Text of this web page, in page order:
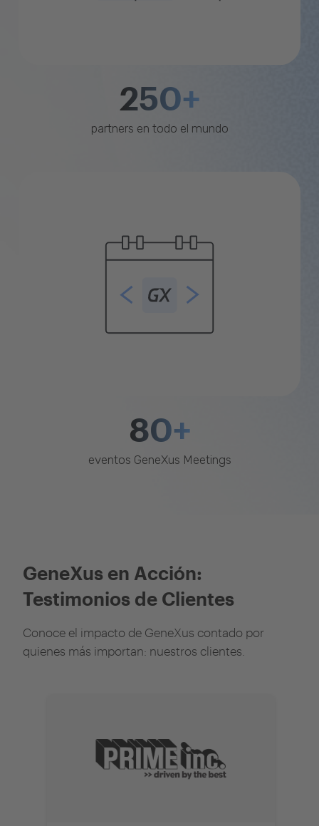
250+
partners en todo el mundo
80+
eventos GeneXus Meetings
GeneXus en Acción:
Testimonios de Clientes
Conoce el impacto de GeneXus contado por
quienes más importan: nuestros clientes.